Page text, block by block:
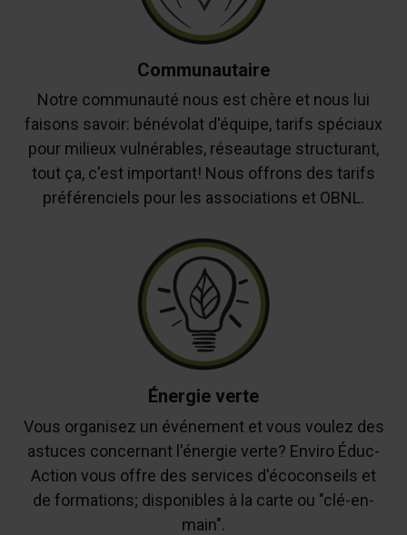
Communautaire
Notre communauté nous est chère et nous lui
faisons savoir: bénévolat d'équipe, tarifs spéciaux
pour milieux vulnérables, réseautage structurant,
tout ça, c'est important! Nous offrons des tarifs
préférenciels pour les associations et OBNL.
Énergie verte
Vous organisez un événement et vous voulez des
astuces concernant l'énergie verte? Enviro Éduc-
Action vous offre des services d'écoconseils et
de formations; disponibles à la carte ou "clé-en-
main".